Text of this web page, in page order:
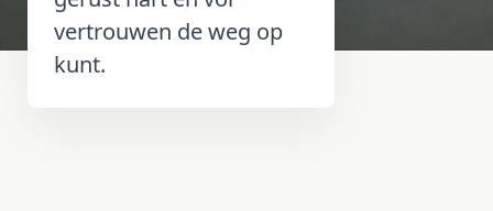
vertrouwen de weg op
kunt.